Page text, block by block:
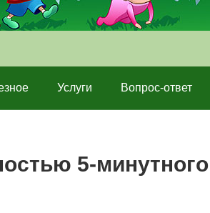
Услуги Вопрос-ответ
5-минутного